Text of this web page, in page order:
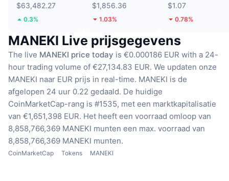
$63,482.27
0.3%
$1,856.36
1.03%
$1.07
0.78%
MANEKI Live prijsgegevens
The live MANEKI price today is €0.000186 EUR with a 24-
hour trading volume of €27,134.83 EUR. We updaten onze
MANEKI naar EUR prijs in real-time. MANEKI is de
afgelopen 24 uur 0.22 gedaald. De huidige
CoinMarketCap-rang is #1535, met een marktkapitalisatie
van €1,651,398 EUR. Het heeft een voorraad omloop van
8,858,766,369 MANEKI munten een max. voorraad van
8,858,766,369 MANEKI munten.
CoinMarketCap Tokens MANEKI